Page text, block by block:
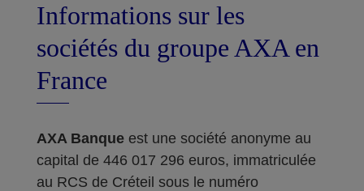
Informations sur les
sociétés du groupe AXA en
France
AXA Banque est une société anonyme au
capital de 446 017 296 euros, immatriculée
au RCS de Créteil sous le numéro